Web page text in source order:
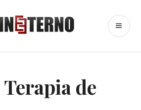
Cine Eterno
de